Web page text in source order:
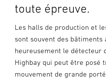
toute épreuve.
Les halls de production et
sont souvent des bâtiments
heureusement le détecteur
Highbay qui peut être posé
mouvement de grande